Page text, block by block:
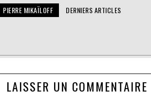
PIERRE MIKAÏLOFF DERNIERS ARTICLES
LAISSER UN COMMENTAIRE